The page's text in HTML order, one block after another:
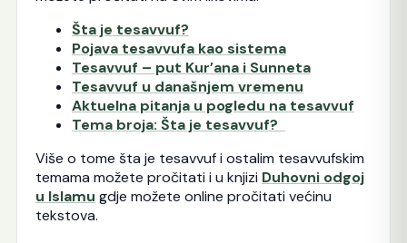
Šta je tesavvuf?
Pojava tesavvufa kao sistema
Tesavvuf – put Kur’ana i Sunneta
Tesavvuf u današnjem vremenu
Aktuelna pitanja u pogledu na tesavvuf
Tema broja: Šta je tesavvuf?
Više o tome šta je tesavvuf i ostalim tesavvufskim
temama možete pročitati i u knjizi Duhovni odgoj
u Islamu gdje možete online pročitati većinu
tekstova.